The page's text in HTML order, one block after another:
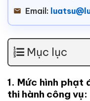
Email:
Mục lục
1. Mức hình phạt
thi hành công vụ: